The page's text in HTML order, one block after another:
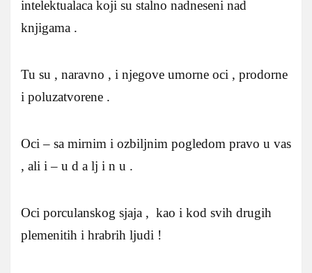
intelektualaca koji su stalno nadneseni nad
knjigama .
Tu su , naravno , i njegove umorne oci , prodorne
i poluzatvorene .
Oci – sa mirnim i ozbiljnim pogledom pravo u vas
, ali i – u d a lj i n u .
Oci porculanskog sjaja , kao i kod svih drugih
plemenitih i hrabrih ljudi !